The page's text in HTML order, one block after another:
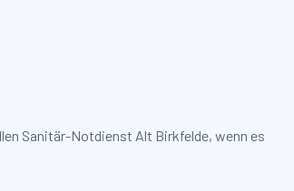
Sanitär-Notdienst Alt Birkfelde, wenn es